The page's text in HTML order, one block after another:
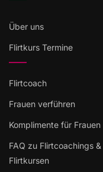
Über uns
Flirtkurs Termine
Flirtcoach
Frauen verführen
Komplimente für Frauen
FAQ zu Flirtcoachings &
Flirtkursen